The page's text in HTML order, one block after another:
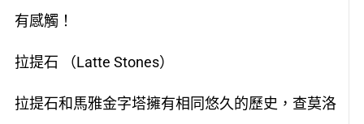
有感觸！
拉提石 （Latte Stones）
拉提石和馬雅金字塔擁有相同悠久的歷史，查莫洛